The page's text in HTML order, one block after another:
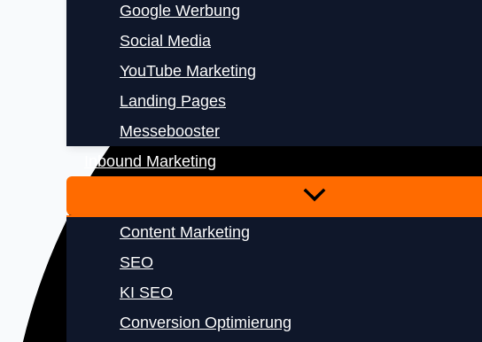
Google Werbung
Social Media
YouTube Marketing
Landing Pages
Messebooster
Inbound Marketing
Content Marketing
SEO
KI SEO
Conversion Optimierung